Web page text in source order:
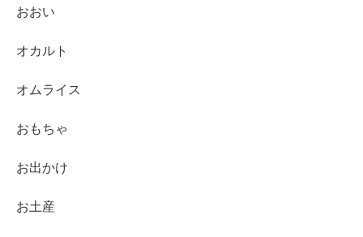
おおい
オカルト
オムライス
おもちゃ
お出かけ
お土産